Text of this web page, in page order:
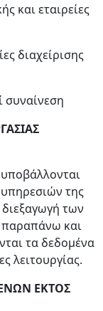
και εταιρείες
διαχείρισης
συναίνεση
της
διεξαγωγή των
παραπάνω και
τα δεδομένα
λειτουργίας.
ΕΚΤΟΣ